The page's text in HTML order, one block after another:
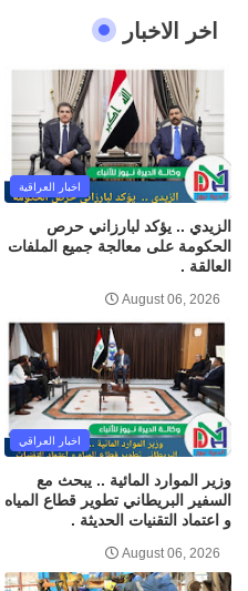
اخر الاخبار
اخبار العراقية
الزيدي .. يؤكد لبارزاني حرص
الحكومة على معالجة جميع الملفات
العالقة .
August 06, 2026
اخبار العراقي
وزير الموارد المائية .. يبحث مع
السفير البريطاني تطوير قطاع المياه
و اعتماد التقنيات الحديثة .
August 06, 2026